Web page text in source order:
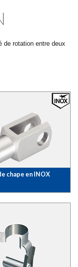
de rotation entre deux
chape en INOX